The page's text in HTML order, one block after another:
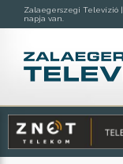
Zalaegerszegi Televízió |
napja van.